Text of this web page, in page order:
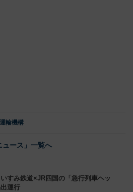
輸機構
ュース」一覧へ
いすみ鉄道×JR四国の「急行列車ヘッ
出運行